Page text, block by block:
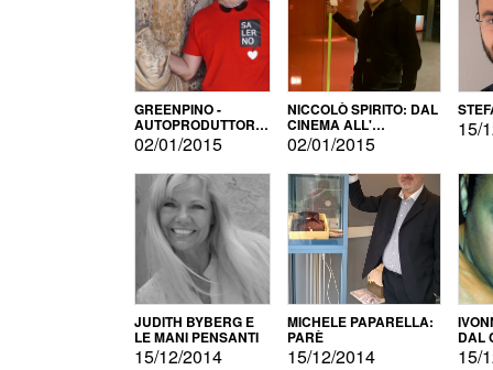
GREENPINO -
AUTOPRODUTTORE
PER AMORE
02/01/2015
NICCOLÒ SPIRITO: DAL
CINEMA ALL'
AUTOPRODUZIONE
02/01/2015
15/
JUDITH BYBERG E
LE MANI PENSANTI
15/12/2014
MICHELE PAPARELLA:
PARÈ
15/12/2014
DAL
15/